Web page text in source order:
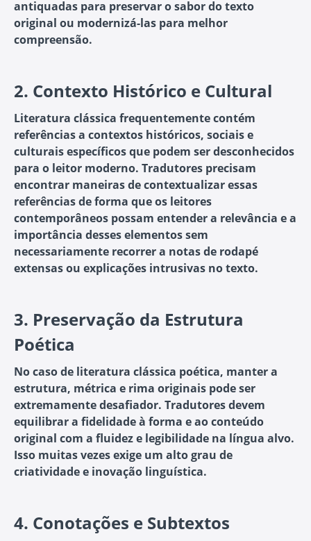
antiquadas para preservar o sabor do texto
original ou modernizá-las para melhor
compreensão.
2. Contexto Histórico e Cultural
Literatura clássica frequentemente contém
referências a contextos históricos, sociais e
culturais específicos que podem ser desconhecidos
para o leitor moderno. Tradutores precisam
encontrar maneiras de contextualizar essas
referências de forma que os leitores
contemporâneos possam entender a relevância e a
importância desses elementos sem
necessariamente recorrer a notas de rodapé
extensas ou explicações intrusivas no texto.
3. Preservação da Estrutura
Poética
No caso de literatura clássica poética, manter a
estrutura, métrica e rima originais pode ser
extremamente desafiador. Tradutores devem
equilibrar a fidelidade à forma e ao conteúdo
original com a fluidez e legibilidade na língua alvo.
Isso muitas vezes exige um alto grau de
criatividade e inovação linguística.
4. Conotações e Subtextos